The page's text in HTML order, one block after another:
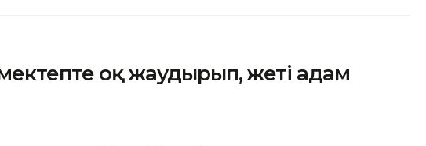
оқ жаудырып, жеті адам